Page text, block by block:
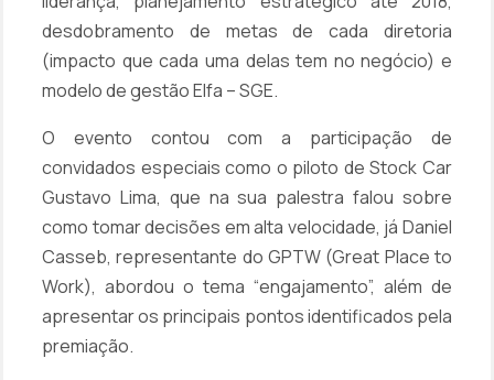
desdobramento de metas de cada diretoria
(impacto que cada uma delas tem no negócio) e
modelo de gestão Elfa – SGE.
O evento contou com a participação de
convidados especiais como o piloto de Stock Car
Gustavo Lima, que na sua palestra falou sobre
como tomar decisões em alta velocidade, já Daniel
Casseb, representante do GPTW (Great Place to
Work), abordou o tema “engajamento”, além de
apresentar os principais pontos identificados pela
premiação.